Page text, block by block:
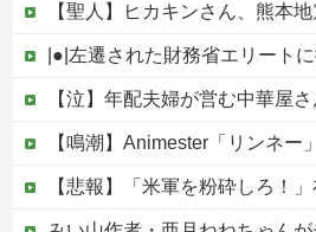
【聖人】ヒカキンさん、熊本地震被
|●|左遷された財務省エリートに待ち受ける運命がやばすぎる！と
【泣】年配夫婦が営む中華屋さん、休業を知ら
【鳴潮】Animester「リンネー」
【悲報】「米軍を粉砕しろ！」在韓米軍基